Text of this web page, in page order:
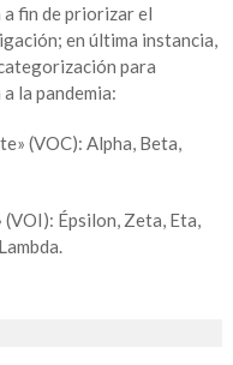
fin de priorizar el
en última instancia,
para
la pandemia:
(VOC): Alpha, Beta,
Épsilon, Zeta, Eta,